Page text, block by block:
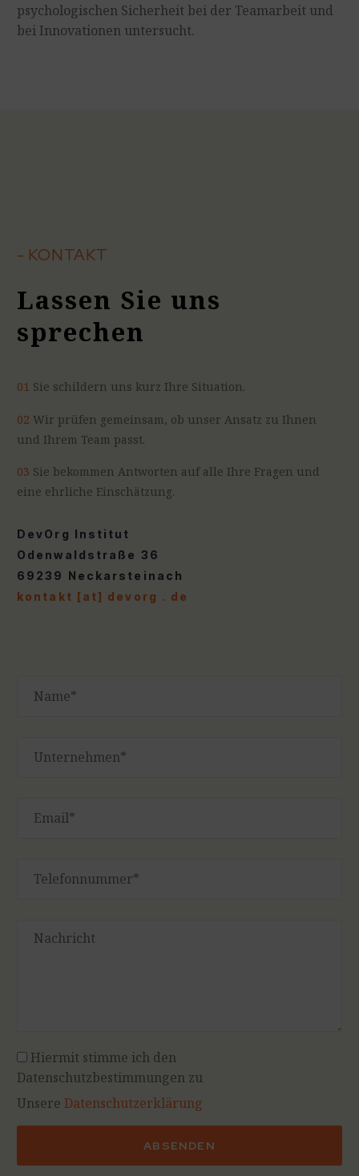
psychologischen Sicherheit bei der Teamarbeit und
bei Innovationen untersucht.
- KONTAKT
Lassen Sie uns
sprechen
01 Sie schildern uns kurz Ihre Situation.
02 Wir prüfen gemeinsam, ob unser Ansatz zu Ihnen
und Ihrem Team passt.
03 Sie bekommen Antworten auf alle Ihre Fragen und
eine ehrliche Einschätzung.
DevOrg Institut
Odenwaldstraße 36
69239 Neckarsteinach
kontakt [at] devorg . de
Hiermit stimme ich den
Datenschutzbestimmungen zu
Unsere Datenschutzerklärung